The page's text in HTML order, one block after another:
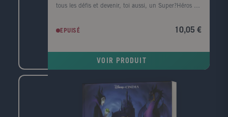
tous les défis et devenir, toi aussi, un Super?Héros !
questions, faire deviner des personnages ou des
EPUISÉ 10,05 €
VOIR PRODUIT